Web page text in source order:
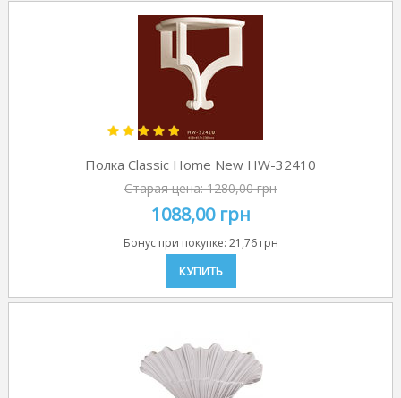
Полка Classic Home New HW-32410
Старая цена:1280,00 грн
1088,00 грн
Бонус при покупке: 21,76 грн
КУПИТЬ